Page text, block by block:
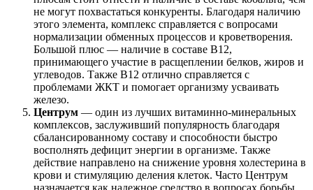
не могут похвастаться конкуренты. Благодаря наличию
этого элемента, комплекс справляется с вопросами
нормализации обменных процессов и кроветворения.
Большой плюс — наличие в составе В12,
принимающего участие в расщеплении белков, жиров и
углеводов. Также В12 отлично справляется с
проблемами ЖКТ и помогает организму усваивать
железо.
Центрум — один из лучших витаминно-минеральных
комплексов, заслуживший популярность благодаря
сбалансированному составу и способности быстро
восполнять дефицит энергии в организме. Также
действие направлено на снижение уровня холестерина в
крови и стимуляцию деления клеток. Часто Центрум